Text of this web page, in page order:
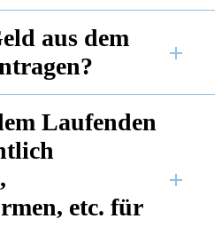
aus dem
Laufenden
etc. für